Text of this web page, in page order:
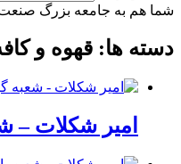
شما هم به جامعه بزرگ صنعت و
دسته ها: قهوه و
امیر شکلات –